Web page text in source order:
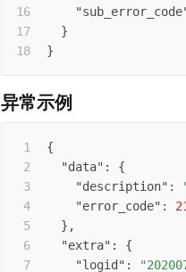
}
}
异常示例
{
"data" :
{
"description" :
"error_code" :
} ,
"extra" :
{
"logid" :